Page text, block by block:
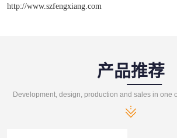
http://www.szfengxiang.com
产品推荐